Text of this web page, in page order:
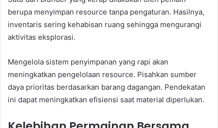
berupa menyimpan resource tanpa pengaturan. Hasilnya,
inventaris sering kehabisan ruang sehingga mengurangi
aktivitas eksplorasi.
Mengelola sistem penyimpanan yang rapi akan
meningkatkan pengelolaan resource. Pisahkan sumber
daya prioritas berdasarkan barang dagangan. Pendekatan
ini dapat meningkatkan efisiensi saat material diperlukan.